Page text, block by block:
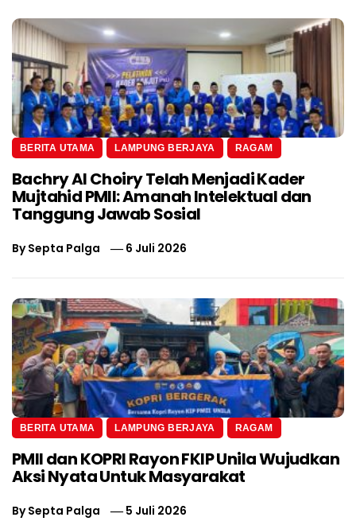
BERITA UTAMA LAMPUNG BERJAYA RAGAM
Bachry Al Choiry Telah Menjadi Kader
Mujtahid PMII: Amanah Intelektual dan
Tanggung Jawab Sosial
BySepta Palga 6 Juli 2026
BERITA UTAMA LAMPUNG BERJAYA RAGAM
PMII dan KOPRI Rayon FKIP Unila Wujudkan
Aksi Nyata Untuk Masyarakat
BySepta Palga 5 Juli 2026